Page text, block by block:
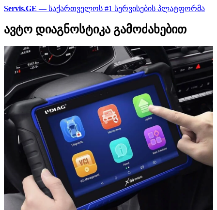
Servis.GE — საქართველოს #1 სერვისების პლატფორმა
ავტო დიაგნოსტიკა გამოძახებით